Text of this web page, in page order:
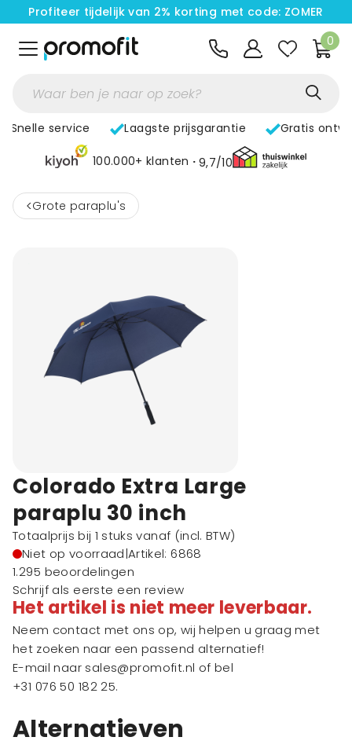
Profiteer tijdelijk van 2% korting met code: ZOMER
0
Snelle service Laagste prijsgarantie Gratis
100.000+ klanten 9,7/10
< Grote paraplu's
Colorado Extra Large
paraplu 30 inch
Totaalprijs bij 1 stuks vanaf (incl. BTW)
Niet op voorraad|Artikel: 6868
1.295 beoordelingen
Schrijf als eerste een review
Het artikel is niet meer leverbaar.
Neem contact met ons op, wij helpen u graag met
het zoeken naar een passend alternatief!
E-mail naar sales@promofit.nl of bel
+31 076 50 182 25.
Alternatieven